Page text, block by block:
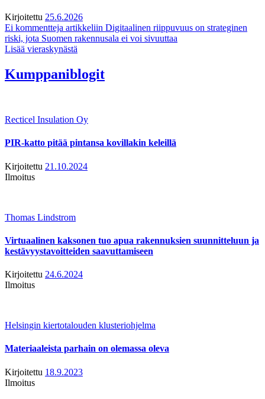
Kirjoitettu 25.6.2026
Ei kommentteja artikkeliin Digitaalinen riippuvuus on strateginen
riski, jota Suomen rakennusala ei voi sivuuttaa
Lisää vieraskynästä
Kumppaniblogit
Recticel Insulation Oy
PIR-katto pitää pintansa kovillakin keleillä
Kirjoitettu 21.10.2024
Ilmoitus
Thomas Lindstrom
Virtuaalinen kaksonen tuo apua rakennuksien suunnitteluun ja
kestävyystavoitteiden saavuttamiseen
Kirjoitettu 24.6.2024
Ilmoitus
Helsingin kiertotalouden klusteriohjelma
Materiaaleista parhain on olemassa oleva
Kirjoitettu 18.9.2023
Ilmoitus